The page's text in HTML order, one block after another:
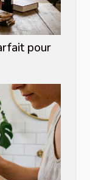
pour